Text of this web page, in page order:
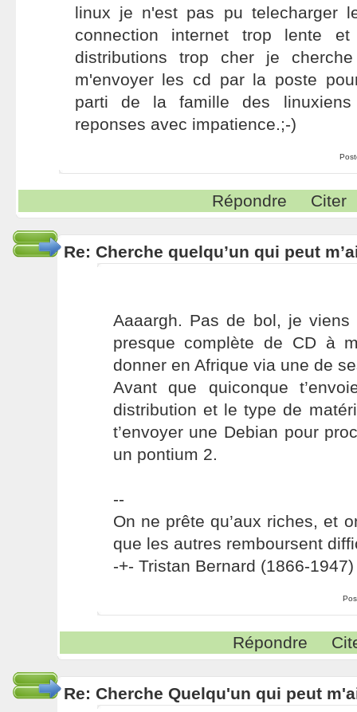
linux je n'est pas pu telecharger
connection internet trop lente
distributions trop cher je
m'envoyer les cd par la poste
parti de la famille des
reponses avec impatience.;-)
Répondre Citer
Re: Cherche quelqu’un qui peut
Aaaargh. Pas de bol, je
presque complète de CD à
donner en Afrique via une de
Avant que quiconque
distribution et le type de
t’envoyer une Debian pour
un pontium 2.
--
On ne prête qu’aux riches, et
que les autres remboursent
-+- Tristan Bernard (1866-1947)
Répondre
Re: Cherche Quelqu'un qui peut